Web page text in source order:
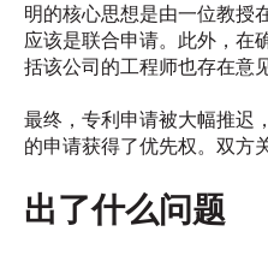
明的核心思想是由一位教授
应该是联合申请。此外，在
括该公司的工程师也存在意
最终，专利申请被大幅推迟
的申请获得了优先权。双方
出了什么问题